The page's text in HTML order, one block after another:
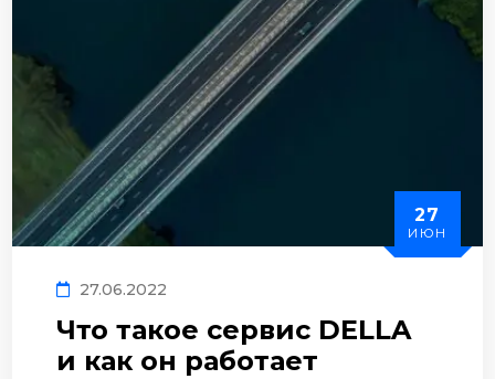
27
ИЮН
27.06.2022
Что такое сервис DELLA
и как он работает